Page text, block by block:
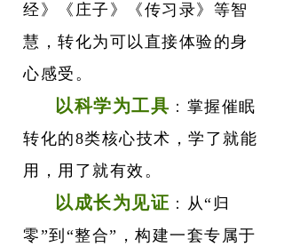
经》《庄子》《传习录》等智
慧，转化为可以直接体验的身
心感受。
以科学为工具 ： 掌握催眠
转化的8类核心技术，学了就能
用，用了就有效。
以成长为见证 ： 从“归
零”到“整合”，构建一套专属于